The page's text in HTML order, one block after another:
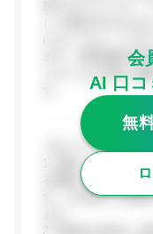
ます。従業員数35
トホームな社風と裁
【ポジティブな評価】
1. 面接・選考の雰囲
る面接スタイルで、
す。入社前から現場
会
AI 口コ
無